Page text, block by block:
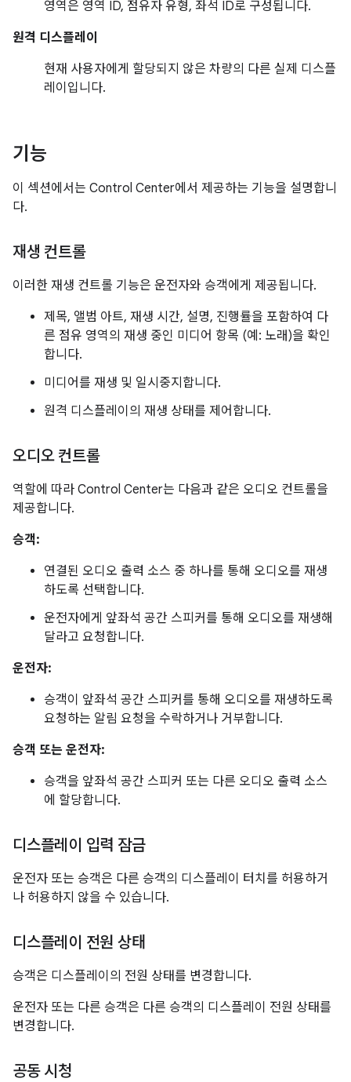
영역은 영역 ID, 점유자 유형, 좌석 ID로 구성됩니다.
원격 디스플레이
현재 사용자에게 할당되지 않은 차량의 다른 실제 디스플
레이입니다.
기능
이 섹션에서는 Control Center에서 제공하는 기능을 설명합니
다.
재생 컨트롤
이러한 재생 컨트롤 기능은 운전자와 승객에게 제공됩니다.
제목, 앨범 아트, 재생 시간, 설명, 진행률을 포함하여 다
른 점유 영역의 재생 중인 미디어 항목 (예: 노래)을 확인
합니다.
미디어를 재생 및 일시중지합니다.
원격 디스플레이의 재생 상태를 제어합니다.
오디오 컨트롤
역할에 따라 Control Center는 다음과 같은 오디오 컨트롤을
제공합니다.
승객:
연결된 오디오 출력 소스 중 하나를 통해 오디오를 재생
하도록 선택합니다.
운전자에게 앞좌석 공간 스피커를 통해 오디오를 재생해
달라고 요청합니다.
운전자:
승객이 앞좌석 공간 스피커를 통해 오디오를 재생하도록
요청하는 알림 요청을 수락하거나 거부합니다.
승객 또는 운전자:
승객을 앞좌석 공간 스피커 또는 다른 오디오 출력 소스
에 할당합니다.
디스플레이 입력 잠금
운전자 또는 승객은 다른 승객의 디스플레이 터치를 허용하거
나 허용하지 않을 수 있습니다.
디스플레이 전원 상태
승객은 디스플레이의 전원 상태를 변경합니다.
운전자 또는 다른 승객은 다른 승객의 디스플레이 전원 상태를
변경합니다.
공동 시청